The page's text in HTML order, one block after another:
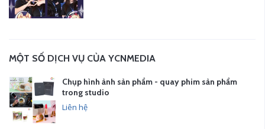
MỘT SỐ DỊCH VỤ CỦA YCNMEDIA
Chụp hình ảnh sản phẩm - quay phim sản phẩm
trong studio
Liên hệ